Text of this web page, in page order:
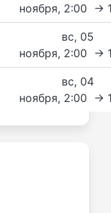
ноября, 2:00 →
вс, 05
ноября, 2:00 →
вс, 04
ноября, 2:00 →